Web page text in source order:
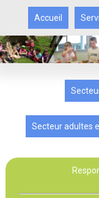
Accueil
Secteur adultes